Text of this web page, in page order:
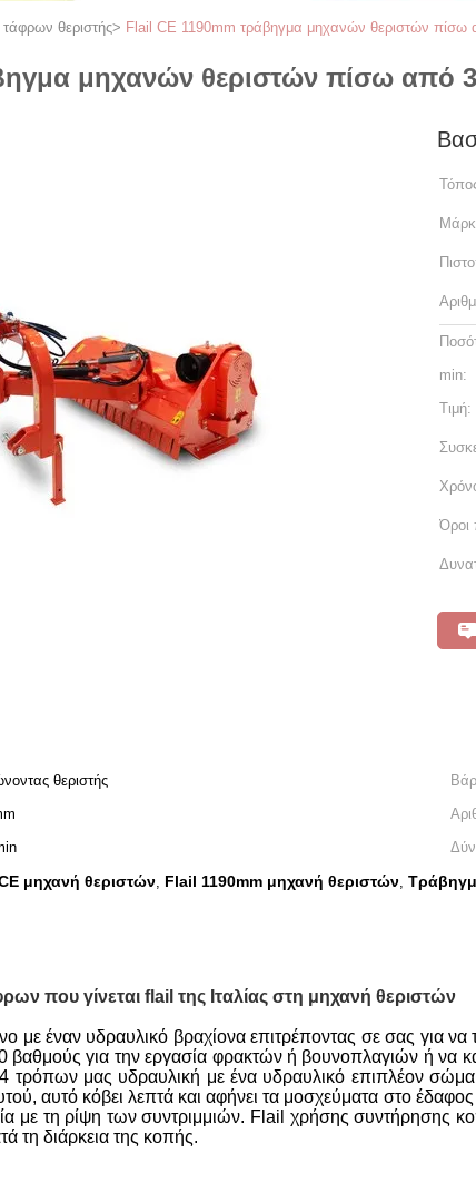
θεριστής> Flail CE 1190mm τράβηγμα μηχανών θεριστών πίσω
μηχανών θεριστών πίσω από
min:
Τιμή:
Όροι
θεριστής
μηχανή θεριστών, Flail 1190mm μηχανή θεριστών,
που γίνεται flail της Ιταλίας στη μηχανή θεριστών
με έναν υδραυλικό βραχίονα επιτρέποντας σε σας για
βαθμούς για την εργασία φρακτών ή βουνοπλαγιών ή να
4 τρόπων μας υδραυλική με ένα υδραυλικό επιπλέον
αυτό κόβει λεπτά και αφήνει τα μοσχεύματα στο
με τη ρίψη των συντριμμιών. Flail χρήσης συντήρησης
τη διάρκεια της κοπής.